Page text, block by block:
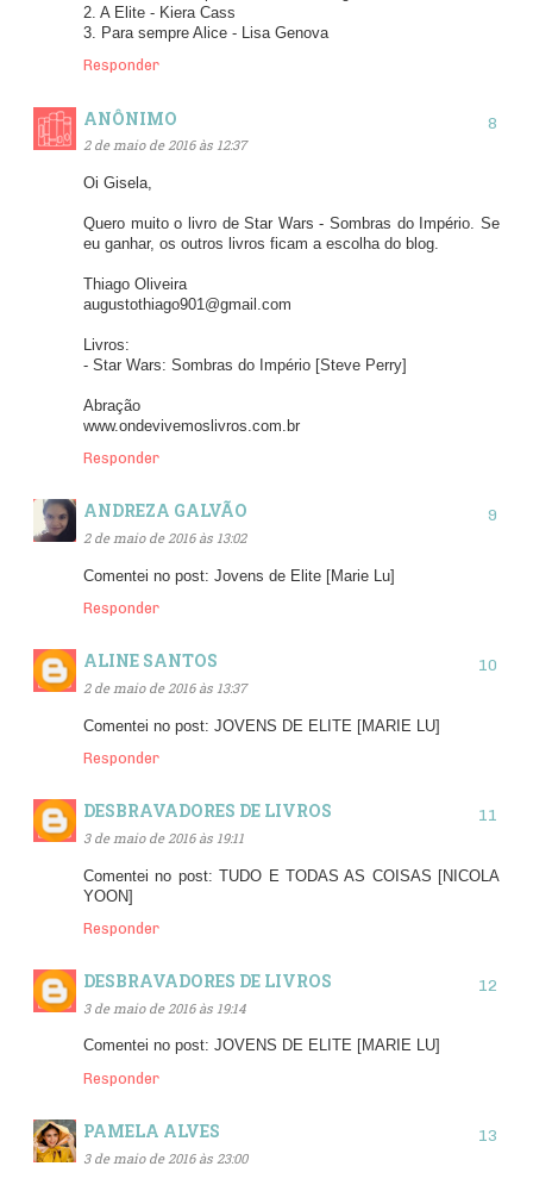
2. A Elite - Kiera Cass
3. Para sempre Alice - Lisa Genova
Responder
ANÔNIMO
2 de maio de 2016 às 12:37
Oi Gisela,
Quero muito o livro de Star Wars - Sombras do Império. Se
eu ganhar, os outros livros ficam a escolha do blog.
Thiago Oliveira
augustothiago901@gmail.com
Livros:
- Star Wars: Sombras do Império [Steve Perry]
Abração
www.ondevivemoslivros.com.br
Responder
ANDREZA GALVÃO
2 de maio de 2016 às 13:02
Comentei no post: Jovens de Elite [Marie Lu]
Responder
ALINE SANTOS
2 de maio de 2016 às 13:37
Comentei no post: JOVENS DE ELITE [MARIE LU]
Responder
DESBRAVADORES DE LIVROS
3 de maio de 2016 às 19:11
Comentei no post: TUDO E TODAS AS COISAS [NICOLA
YOON]
Responder
DESBRAVADORES DE LIVROS
3 de maio de 2016 às 19:14
Comentei no post: JOVENS DE ELITE [MARIE LU]
Responder
PAMELA ALVES
3 de maio de 2016 às 23:00